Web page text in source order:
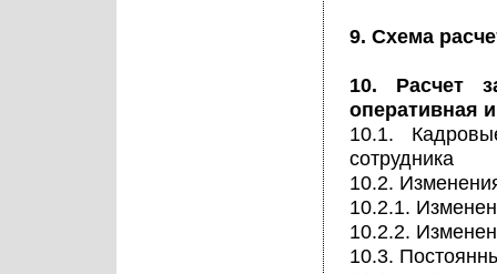
9. Схема
10. Расчет
оперативная
10.1.
сотрудника
10.2.
10.2.1.
10.2.2.
10.3.